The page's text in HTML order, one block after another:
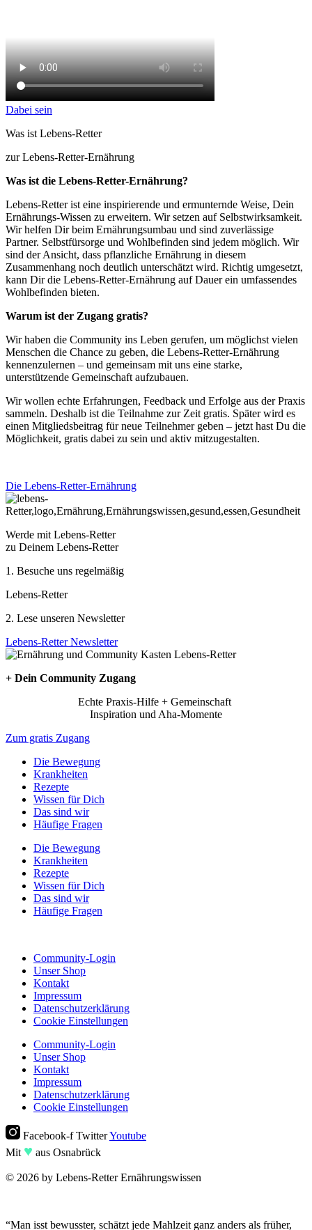
Dabei sein
Was ist Lebens-Retter
zur Lebens-Retter-Ernährung
Was ist die Lebens-Retter-Ernährung?
Lebens-Retter ist eine inspirierende und ermunternde Weise, Dein
Ernährungs-Wissen zu erweitern. Wir setzen auf Selbstwirksamkeit.
Wir helfen Dir beim Ernährungsumbau und sind zuverlässige
Partner. Selbstfürsorge und Wohlbefinden sind jedem möglich. Wir
sind der Ansicht, dass pflanzliche Ernährung in diesem
Zusammenhang noch deutlich unterschätzt wird. Richtig umgesetzt,
kann Dir die Lebens-Retter-Ernährung auf Dauer ein umfassendes
Wohlbefinden bieten.
Warum ist der Zugang gratis?
Wir haben die Community ins Leben gerufen, um möglichst vielen
Menschen die Chance zu geben, die Lebens-Retter-Ernährung
kennenzulernen – und gemeinsam mit uns eine starke,
unterstützende Gemeinschaft aufzubauen.
Wir wollen echte Erfahrungen, Feedback und Erfolge aus der Praxis
sammeln. Deshalb ist die Teilnahme zur Zeit gratis. Später wird es
einen Mitgliedsbeitrag für neue Teilnehmer geben – jetzt hast Du die
Möglichkeit, gratis dabei zu sein und aktiv mitzugestalten.
Die Lebens-Retter-Ernährung
Werde mit Lebens-Retter
zu Deinem Lebens-Retter
1. Besuche uns regelmäßig
Lebens-Retter
2. Lese unseren Newsletter
Lebens-Retter Newsletter
+ Dein Community Zugang
Echte Praxis-Hilfe + Gemeinschaft
Inspiration und Aha-Momente
Zum gratis Zugang
Die Bewegung
Krankheiten
Rezepte
Wissen für Dich
Das sind wir
Häufige Fragen
Die Bewegung
Krankheiten
Rezepte
Wissen für Dich
Das sind wir
Häufige Fragen
Community-Login
Unser Shop
Kontakt
Impressum
Datenschutzerklärung
Cookie Einstellungen
Community-Login
Unser Shop
Kontakt
Impressum
Datenschutzerklärung
Cookie Einstellungen
Facebook-f TwitterYoutube
Mit ♥︎ aus Osnabrück
© 2026 by Lebens-Retter Ernährungswissen
“Man isst bewusster, schätzt jede Mahlzeit ganz anders als früher,